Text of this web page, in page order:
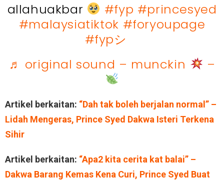
allahuakbar
#fyp #princesyed
#malaysiatiktok #foryoupage
#fypシ゚
♬ original sound – munckin
–
Artikel berkaitan: “Dah tak boleh berjalan normal” –
Lidah Mengeras, Prince Syed Dakwa Isteri Terkena
Sihir
Artikel berkaitan: “Apa2 kita cerita kat balai” –
Dakwa Barang Kemas Kena Curi, Prince Syed Buat